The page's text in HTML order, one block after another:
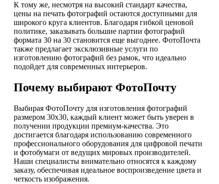
К тому же, несмотря на высокий стандарт качества,
цены на печать фотографий остаются доступными для
широкого круга клиентов. Благодаря гибкой ценовой
политике, заказывать большие партии фотографий
формата 30 на 30 становится еще выгоднее. ФотоПочта
также предлагает эксклюзивные услуги по
изготовлению фотографий без рамок, что идеально
подойдет для современных интерьеров.
Почему выбирают ФотоПочту
Выбирая ФотоПочту для изготовления фотографий
размером 30х30, каждый клиент может быть уверен в
получении продукции премиум-качества. Это
достигается благодаря использованию современного
профессионального оборудования для цифровой печати
и фотобумаги от ведущих мировых производителей.
Наши специалисты внимательно относятся к каждому
заказу, обеспечивая идеальное воспроизведение цвета и
четкость изображения.